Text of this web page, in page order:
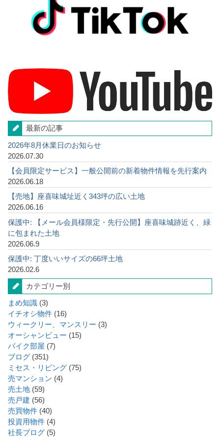
最新の記事
2026年8月休業日のお知らせ
2026.07.30
【会員限定サービス】一般公開前の新着物件情報を先行案内
2026.06.18
【売地】座喜味城址近く343坪の広い土地
2026.06.16
保護中: 【メール会員様限定・先行公開】座喜味城跡近く、緑
に包まれた土地
2026.06.9
保護中: 丁度いいサイズの66坪土地
2026.02.6
カテゴリー別
まめ知識 (3)
イチオシ物件 (16)
ウィークリー、マンスリー (3)
オーシャンビュー (15)
バイク部屋 (7)
ブログ (351)
ミセス・リビング (75)
売マンション (4)
売土地 (59)
売戸建 (56)
売買物件 (40)
投資用物件 (4)
社長ブログ (5)